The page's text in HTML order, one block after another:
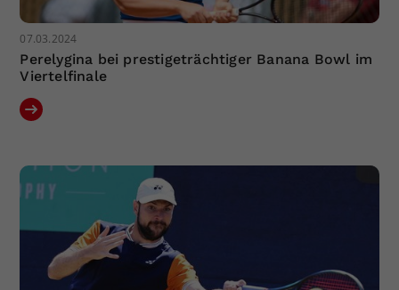
07.03.2024
Perelygina bei prestigeträchtiger Banana Bowl im
Viertelfinale